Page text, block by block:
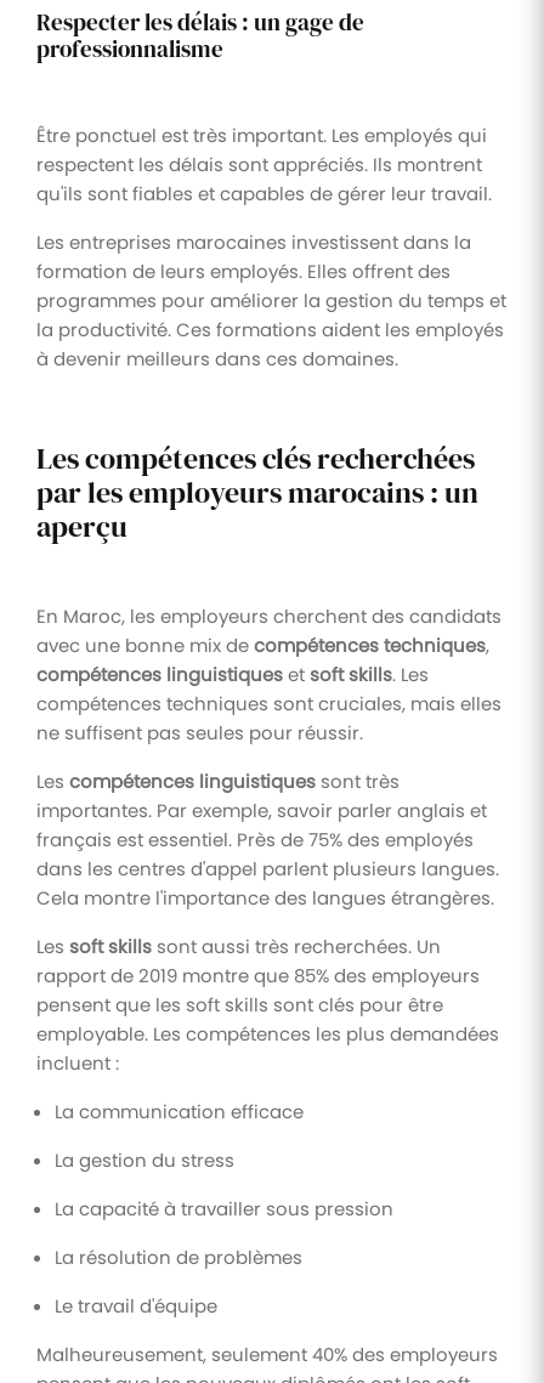
Respecter les délais : un gage de
professionnalisme
Être ponctuel est très important. Les employés qui
respectent les délais sont appréciés. Ils montrent
qu'ils sont fiables et capables de gérer leur travail.
Les entreprises marocaines investissent dans la
formation de leurs employés. Elles offrent des
programmes pour améliorer la gestion du temps et
la productivité. Ces formations aident les employés
à devenir meilleurs dans ces domaines.
Les compétences clés recherchées
par les employeurs marocains : un
aperçu
En Maroc, les employeurs cherchent des candidats
avec une bonne mix decompétences techniques,
compétences linguistiquesetsoft skills. Les
compétences techniques sont cruciales, mais elles
ne suffisent pas seules pour réussir.
Les compétences linguistiques sont très
importantes. Par exemple, savoir parler anglais et
français est essentiel. Près de 75% des employés
dans les centres d'appel parlent plusieurs langues.
Cela montre l'importance des langues étrangères.
Les soft skills sont aussi très recherchées. Un
rapport de 2019 montre que 85% des employeurs
pensent que les soft skills sont clés pour être
employable. Les compétences les plus demandées
incluent :
La communication efficace
La gestion du stress
La capacité à travailler sous pression
La résolution de problèmes
Le travail d'équipe
Malheureusement, seulement 40% des employeurs